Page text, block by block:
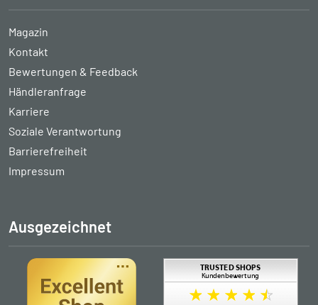
Magazin
Kontakt
Bewertungen & Feedback
Händleranfrage
Karriere
Soziale Verantwortung
Barrierefreiheit
Impressum
Ausgezeichnet